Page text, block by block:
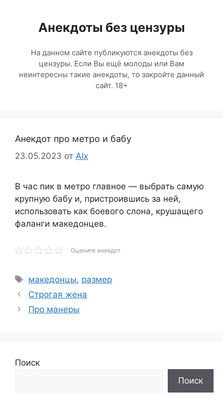
содержимомуАнекдоты без цензуры
На данном сайте публикуются анекдоты без
цензуры. Если Вы ещё молоды или Вам
неинтересны такие анекдоты, то закройте данный
сайт. 18+
Анекдот про метро и бабу
23.05.2023 от Alx
В час пик в метро главное — выбрать самую
крупную бабу и, пристроившись за ней,
использовать как боевого слона, крушащего
фаланги македонцев.
Оцените анекдот
Метки
македонцы, размер
Строгая жена
Про манеры
Поиск
Поиск